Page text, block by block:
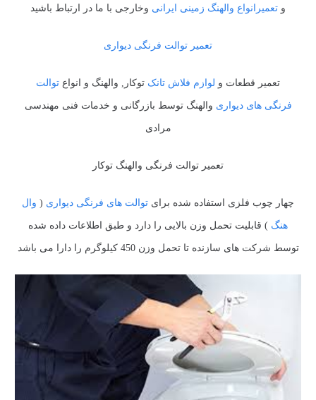
و تعمیرانواع والهنگ زمینی ایرانی وخارجی با ما در ارتباط باشید
تعمیر توالت فرنگی دیواری
تعمیر قطعات و لوازم فلاش تانک توکار, والهنگ و انواع توالت
فرنگی های دیواری والهنگ توسط بازرگانی و خدمات فنی مهندسی
مرادی
تعمیر توالت فرنگی والهنگ توکار
چهار چوب فلزی استفاده شده برای توالت های فرنگی دیواری ( وال
هنگ ) قابلیت تحمل وزن بالایی را دارد و طبق اطلاعات داده شده
توسط شرکت های سازنده تا تحمل وزن 450 کیلوگرم را دارا می باشد